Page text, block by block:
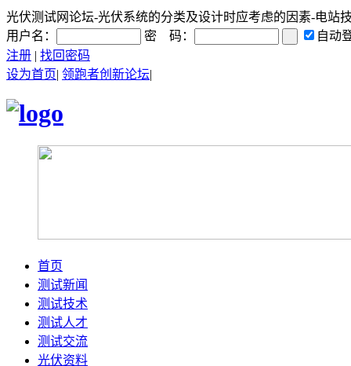
光伏测试网论坛-光伏系统的分类及设计时应考虑的因素-电站
用户名：
密 码：
自动
注册 | 找回密码
设为首页| 领跑者创新论坛|
首页
测试新闻
测试技术
测试人才
测试交流
光伏资料